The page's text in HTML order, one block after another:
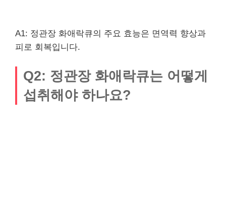
A1: 정관장 화애락큐의 주요 효능은 면역력 향상과
피로 회복입니다.
Q2: 정관장 화애락큐는 어떻게
섭취해야 하나요?